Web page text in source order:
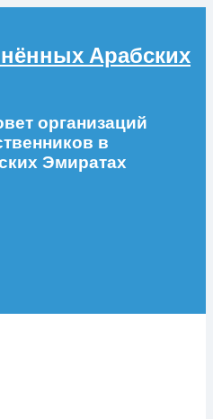
Арабских
организаций
в
Эмиратах